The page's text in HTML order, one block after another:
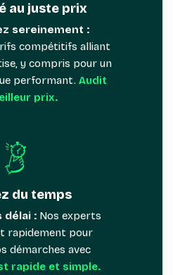
au juste prix
sereinement :
compétitifs alliant
y compris pour un
performant. Audit
prix.
du temps
délai : Nos experts
rapidement pour
démarches avec
rapide et simple.